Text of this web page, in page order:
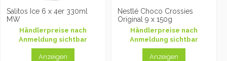
Salitos Ice 6 x 4er 330ml
MW
Händlerpreise nach
Anmeldung sichtbar
Anzeigen
Nestlé Choco Crossies
Original 9 x 150g
Händlerpreise nach
Anmeldung sichtbar
Anzeigen